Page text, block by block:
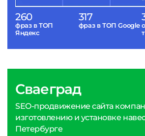
260
фраз в ТОП
Яндекс
317
фраз в ТОП Google
Сваеград
SEO-продвижение сайта
изготовлению и установке
Петербурге